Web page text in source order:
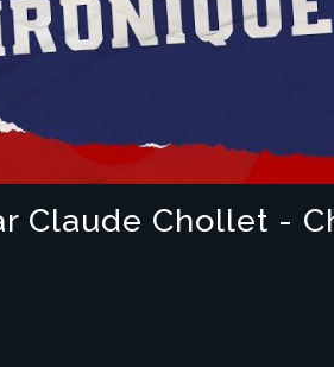
Claude Chollet -